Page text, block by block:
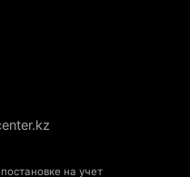
день не могут
ущелье
350
на учет